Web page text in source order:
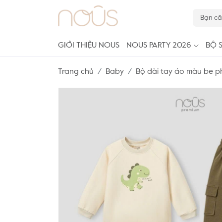
GIỚI THIỆU NOUS NOUS PARTY 2026 BỘ
Trang chủ Baby Bộ dài tay áo màu be